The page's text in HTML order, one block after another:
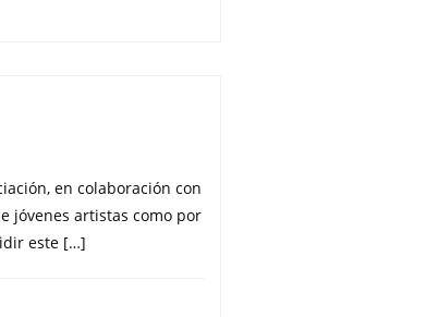
en colaboración con
jóvenes artistas como por
este […]